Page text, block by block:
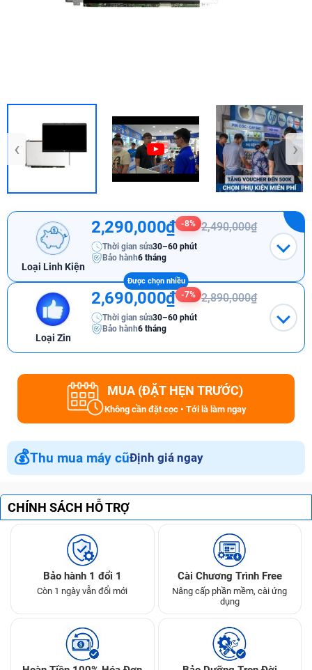
‹ ›
Loại Linh Kiện
2,290,000₫ -8% 2,490,000₫
Thời gian sửa30–60 phút
Bảo hành6 tháng
Loại Zin
2,690,000₫ -7% 2,890,000₫
Thời gian sửa30–60 phút
Bảo hành6 tháng
MUA (ĐẶT HẸN TRƯỚC)
Không cần đặt cọc • Tới là làm ngay
💰Thu mua máy cũĐịnh giá ngay
CHÍNH SÁCH HỖ TRỢ
Bảo hành 1 đổi 1
Còn 1 ngày vẫn đổi mới
Cài Chương Trình Free
Nâng cấp phần mềm, cài ứng
dụng